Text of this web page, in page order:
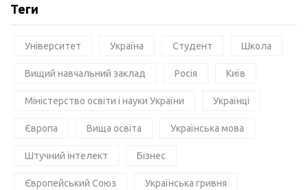
Теги
Університет Україна Студент Школа
Вищий навчальний заклад Росія Київ
Міністерство освіти і науки України Українці
Європа Вища освіта Українська мова
Штучний інтелект Бізнес
Європейський Союз Українська гривня